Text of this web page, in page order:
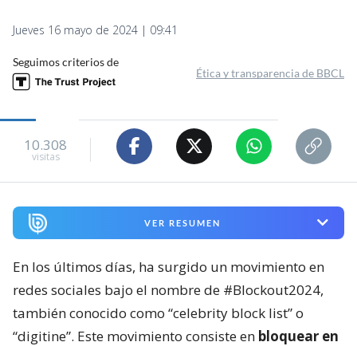
Jueves 16 mayo de 2024 | 09:41
Seguimos criterios de
Ética y transparencia de BBCL
10.308
visitas
VER RESUMEN
En los últimos días, ha surgido un movimiento en
redes sociales bajo el nombre de #Blockout2024,
también conocido como “celebrity block list” o
“digitine”. Este movimiento consiste en bloquear en